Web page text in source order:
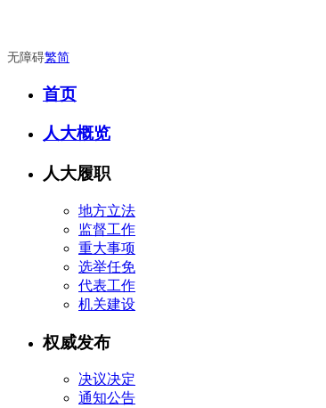
无障碍繁简
首页
人大概览
人大履职
地方立法
监督工作
重大事项
选举任免
代表工作
机关建设
权威发布
决议决定
通知公告